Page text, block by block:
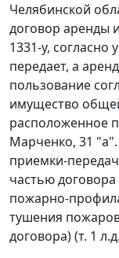
Челябинской
договор аренды
1331-у, согласно
передает, а
пользование
имущество
расположенное
Марченко, 31
приемки-
частью
пожарно-
тушения
договора) (т. 1